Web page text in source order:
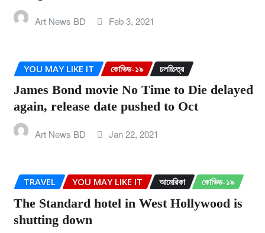
Art News BD Feb 3, 2021
YOU MAY LIKE IT কোভিড-১৯ চলচ্চিত্র
James Bond movie No Time to Die delayed
again, release date pushed to Oct
Art News BD Jan 22, 2021
TRAVEL YOU MAY LIKE IT আমেরিকা কোভিড-১৯
The Standard hotel in West Hollywood is
shutting down